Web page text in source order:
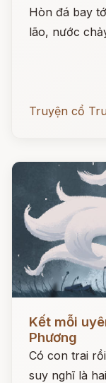
Hòn đá bay
lão, nước
Truyện cổ
Đọc ngay
Kết mỗi
Phương
Có con trai
suy nghĩ là